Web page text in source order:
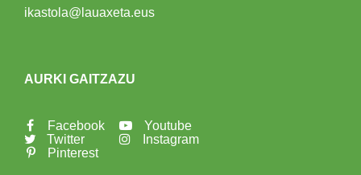
ikastola@lauaxeta.eus
AURKI GAITZAZU
Facebook
Twitter
Pinterest
Youtube
Instagram